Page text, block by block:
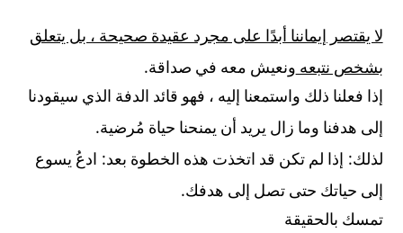
لا يقتصر إيماننا أبدًا على مجرد عقيدة صحيحة ، بل يتعلق
بشخص نتبعه ونعيش معه في صداقة.
إذا فعلنا ذلك واستمعنا إليه ، فهو قائد الدفة الذي سيقودنا
إلى هدفنا وما زال يريد أن يمنحنا حياة مُرضية.
لذلك: إذا لم تكن قد اتخذت هذه الخطوة بعد: ادعُ يسوع
إلى حياتك حتى تصل إلى هدفك.
تمسك بالحقيقة